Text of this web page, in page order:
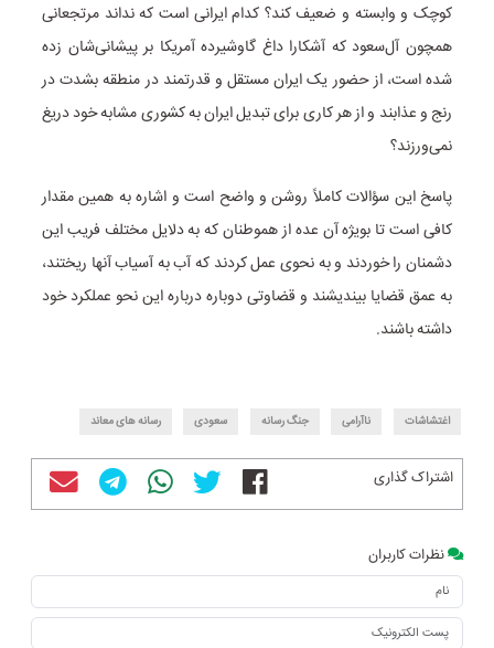
کوچک و وابسته و ضعیف کند؟ کدام ایرانی است که نداند مرتجعانی
همچون آل‌سعود که آشکارا داغ گاوشیرده آمریکا بر پیشانی‌شان زده
شده است، از حضور یک ایران مستقل و قدرتمند در منطقه بشدت در
رنج و عذابند و از هر کاری برای تبدیل ایران به کشوری مشابه خود دریغ
نمی‌ورزند؟
پاسخ این سؤالات کاملاً روشن و واضح است و اشاره به همین مقدار
کافی است تا بویژه آن عده از هموطنان که به دلایل مختلف فریب این
دشمنان را خوردند و به نحوی عمل کردند که آب به آسیاب آنها ریختند،
به عمق قضایا بیندیشند و قضاوتی دوباره درباره این نحو عملکرد خود
داشته باشند.
اغتشاشات ناآرامی جنگ رسانه سعودی رسانه های معاند
اشتراک گذاری
نظرات کاربران